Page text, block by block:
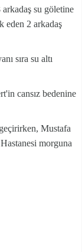
su göletine
eden 2 arkadaş
sıra su altı
cansız bedenine
Mustafa
morguna